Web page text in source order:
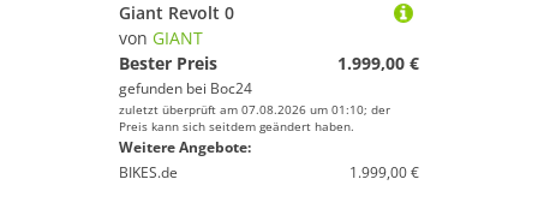
Giant Revolt 0
von GIANT
Bester Preis
1.999,00 €
gefunden bei Boc24
zuletzt überprüft am 07.08.2026 um 01:10; der
Preis kann sich seitdem geändert haben.
Weitere Angebote:
BIKES.de
1.999,00 €